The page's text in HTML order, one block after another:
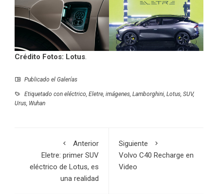
Crédito Fotos: Lotus.
Publicado el Galerías
Etiquetado con eléctrico, Eletre, imágenes, Lamborghini, Lotus, SUV,
Urus, Wuhan
Anterior
Eletre: primer SUV
eléctrico de Lotus, es
una realidad
Siguiente
Volvo C40 Recharge en
Video